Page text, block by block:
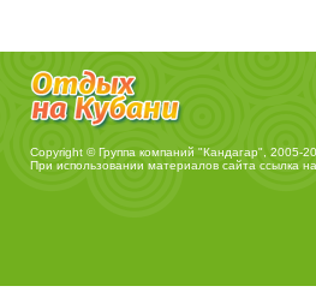
Copyright © Группа компаний "Кандагар", 2005-
При использовании материалов сайта ссылка на